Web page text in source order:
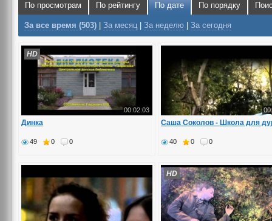
По просмотрам По рейтингу По дате По порядку
За все время (503) За месяц За неделю За сегодня
00:02:03
HD
Динка
49 0 0
Саша Соколов - Школа для
40 0 0
HD